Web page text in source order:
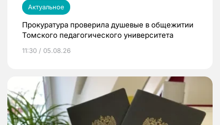
Актуальное
Прокуратура проверила душевые в общежитии
Томского педагогического университета
11:30 / 05.08.26